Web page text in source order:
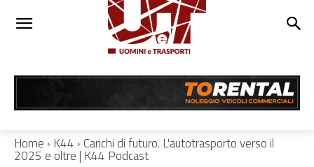
Home K44 Carichi di futuro. L'autotrasporto verso il
2025 e oltre | K44 Podcast